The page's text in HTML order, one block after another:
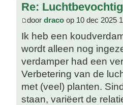
Re:
door draco op 10 dec 2025
Ik heb een
wordt alleen nog
verdamper had een
Verbetering van de
met (veel) planten.
staan, variëert de